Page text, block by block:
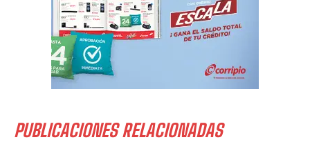
PUBLICACIONES RELACIONADAS